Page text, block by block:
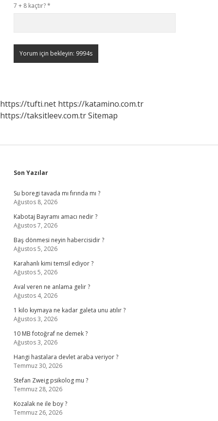
7 + 8 kaçtır?*
https://tufti.net https://katamino.com.tr
https://taksitleev.com.trSitemap
Sidebar
Son Yazılar
Su boregi tavada mı fırında mı ?
Ağustos 8, 2026
Kabotaj Bayramı amacı nedir ?
Ağustos 7, 2026
Baş dönmesi neyin habercisidir ?
Ağustos 5, 2026
Karahanlı kimi temsil ediyor ?
Ağustos 5, 2026
Aval veren ne anlama gelir ?
Ağustos 4, 2026
1 kilo kıymaya ne kadar galeta unu atılır ?
Ağustos 3, 2026
10 MB fotoğraf ne demek ?
Ağustos 3, 2026
Hangi hastalara devlet araba veriyor ?
Temmuz 30, 2026
Stefan Zweig psikolog mu ?
Temmuz 28, 2026
Kozalak ne ile boy ?
Temmuz 26, 2026